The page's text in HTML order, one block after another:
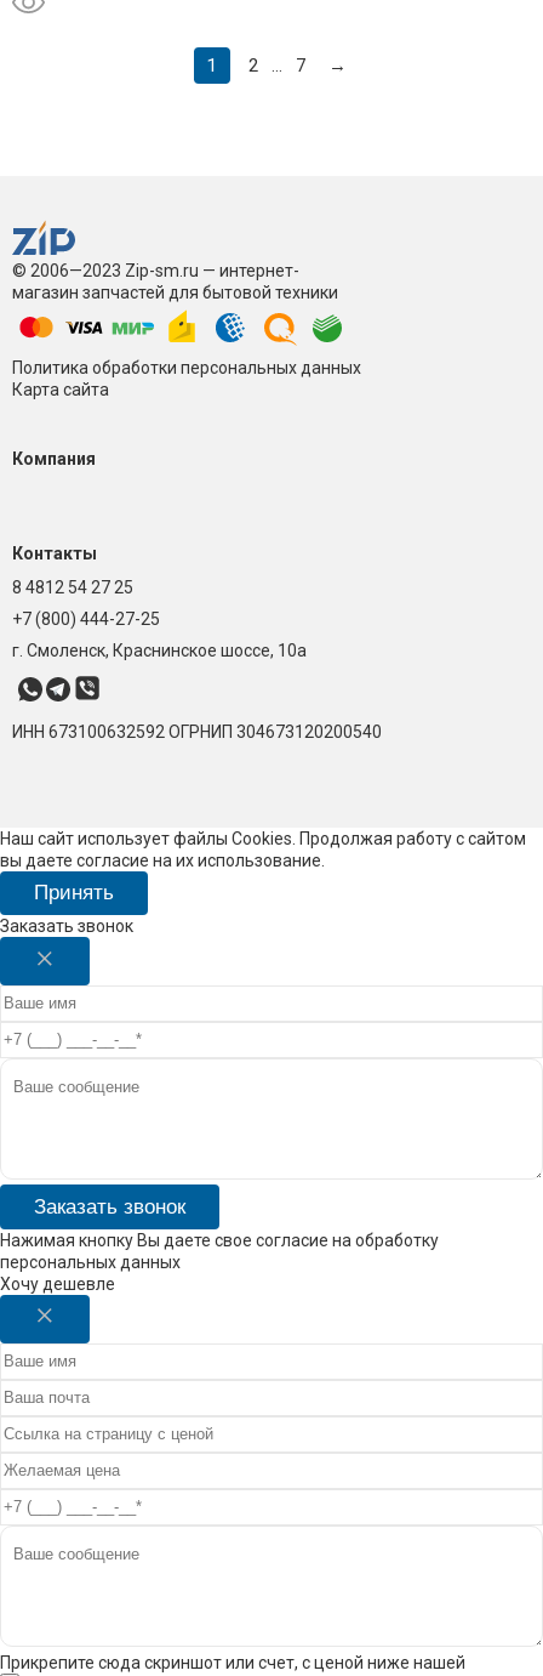
1 2 7 →
© 2006—2023 Zip-sm.ru — интернет-
магазин запчастей для бытовой техники
Политика обработки персональных данных
Карта сайта
Компания
Контакты
8 4812 54 27 25
+7 (800) 444-27-25
г. Смоленск, Краснинское шоссе, 10а
ИНН 673100632592 ОГРНИП 304673120200540
Наш сайт использует файлы Cookies. Продолжая работу с сайтом
вы даете согласие на их использование.
Принять
Заказать звонок
Заказать звонок
Нажимая кнопку Вы даете свое согласие на обработку
персональных данных
Хочу дешевле
Прикрепите сюда скриншот или счет, с ценой ниже нашей